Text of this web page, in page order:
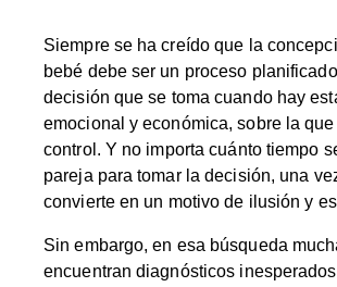
Siempre se ha creído que la
bebé debe ser un proceso
decisión que se toma cuando hay
emocional y económica, sobre la
control. Y no importa cuánto tiempo
pareja para tomar la decisión, una
convierte en un motivo de ilusión y
Sin embargo, en esa búsqueda
encuentran diagnósticos